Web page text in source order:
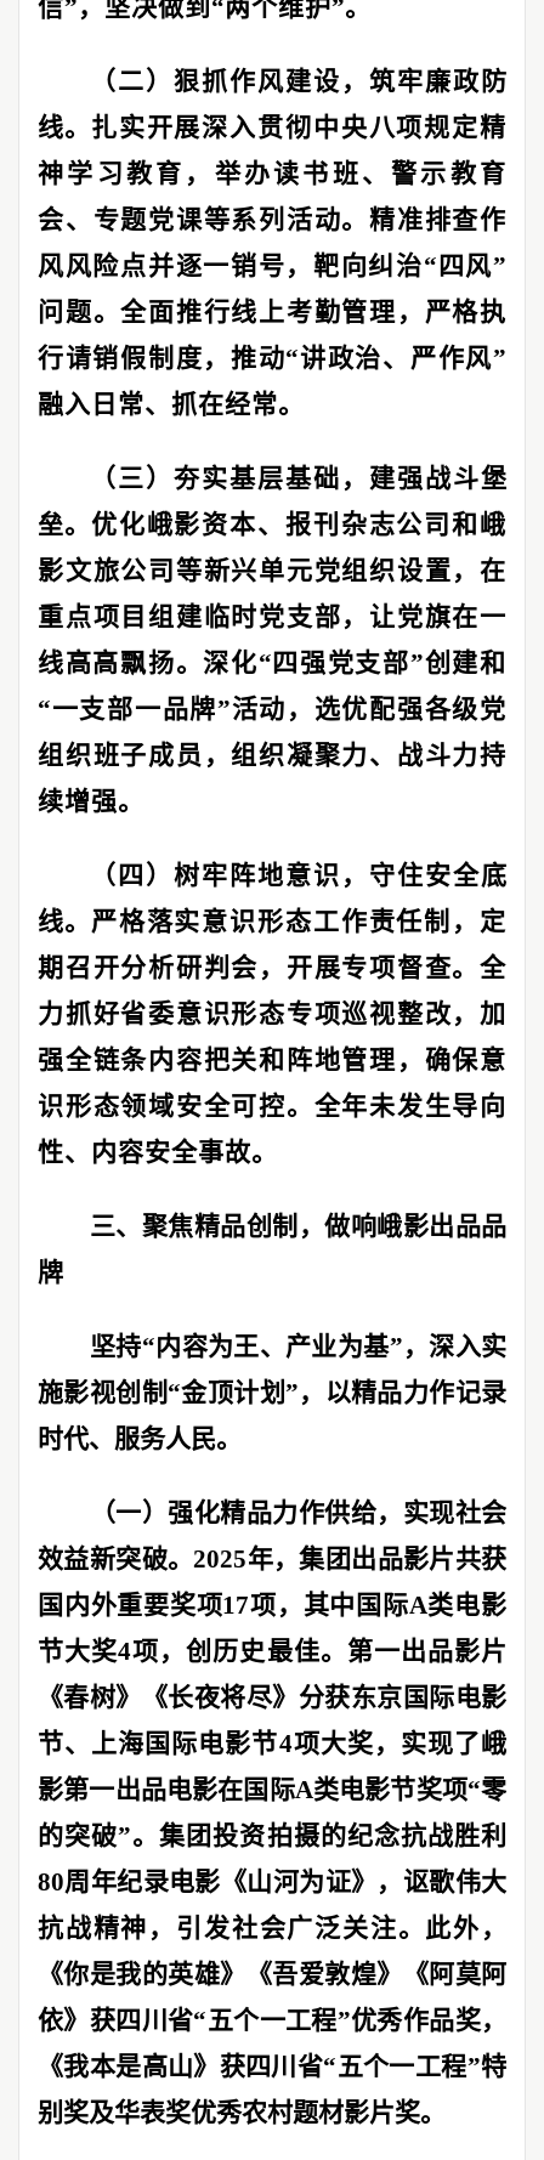
信”，坚决做到 “两个维护”。
（二）狠抓作风建设，筑牢廉政防
线。 扎实开展深入贯彻中央八项规定精
神学习教育，举办读书班、警示教育
会、专题党课等系列活动。精准排查作
风风险点并逐一销号，靶向纠治“ 四风”
问题。全面推行线上考勤管理，严格执
行请销假制度，推动“讲政治、严作风”
融入日常、抓在经常。
（三）夯实基层基础，建强战斗堡
垒。 优化峨影资本、报刊杂志公司和峨
影文旅公司等新兴单元党组织设置，在
重点项目组建临时党支部，让党旗在一
线高高飘扬。深化“ 四强党支部”创建和
“一支部一品牌”活动，选优配强各级党
组织班子成员，组织凝聚力、战斗力持
续增强。
（四）树牢阵地意识，守住安全底
线。 严格落实意识形态工作责任制，定
期召开分析研判会，开展专项督查。全
力抓好省委意识形态专项巡视整改，加
强全链条内容把关和阵地管理，确保意
识形态领域安全可控。全年未发生导向
性、内容安全事故。
三、聚焦精品创制，做响峨影出品品
牌
坚持“内容为王、产业为基”，深入实
施影视创制 “金顶计划 ”，以精品力作记录
时代、服务人民。
（一）强化精品力作供给，实现社会
效益新突破。2025年，集团出品影片共获
国内外重要奖项17项，其中国际A类电影
节大奖4项，创历史最佳。第一出品影片
《春树》《长夜将尽》分获东京国际电影
节、上海国际电影节4项大奖，实现了峨
影第一出品电影在国际A类电影节奖项“零
的突破”。集团投资拍摄的纪念抗战胜利
80周年纪录电影《山河为证》，讴歌伟大
抗战精神，引发社会广泛关注。此外，
《你是我的英雄》《吾爱敦煌》《阿莫阿
依》获四川省“五个一工程”优秀作品奖，
《我本是高山》获四川省“五个一工程”特
别奖及华表奖优秀农村题材影片奖。